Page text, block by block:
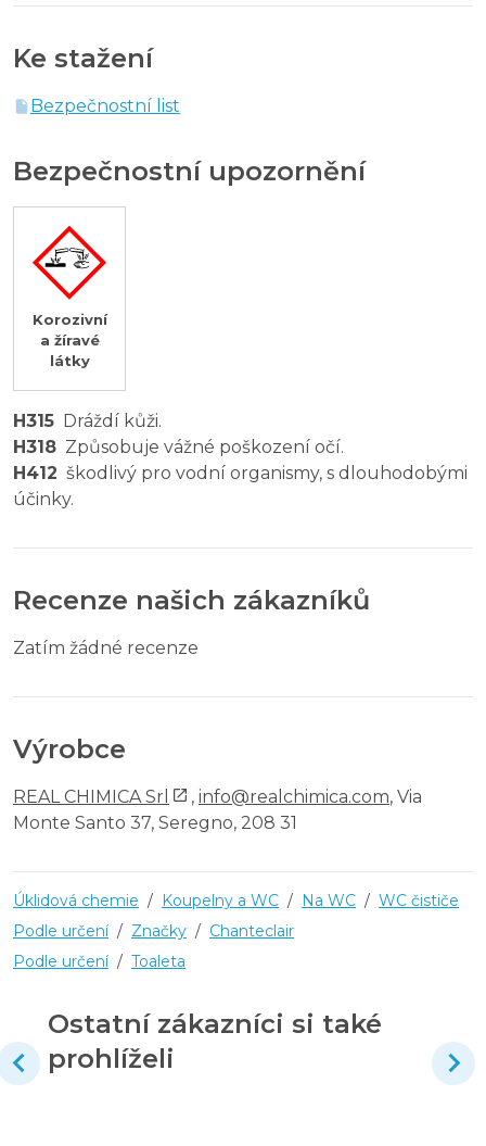
Ke stažení
Bezpečnostní list
Bezpečnostní upozornění
Korozivní
a žíravé
látky
H315 Dráždí kůži.
H318 Způsobuje vážné poškození očí.
H412 škodlivý pro vodní organismy, s dlouhodobými
účinky.
Recenze našich zákazníků
Zatím žádné recenze
Výrobce
REAL CHIMICA Srl , info@realchimica.com, Via
Monte Santo 37, Seregno, 208 31
Úklidová chemie / Koupelny a WC / Na WC / WC čističe
Podle určení / Značky / Chanteclair
Podle určení / Toaleta
Ostatní zákazníci si také
prohlíželi